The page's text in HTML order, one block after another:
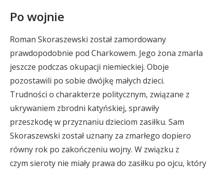
Po wojnie
Roman Skoraszewski został zamordowany
prawdopodobnie pod Charkowem. Jego żona zmarła
jeszcze podczas okupacji niemieckiej. Oboje
pozostawili po sobie dwójkę małych dzieci.
Trudności o charakterze politycznym, związane z
ukrywaniem zbrodni katyńskiej, sprawiły
przeszkodę w przyznaniu dzieciom zasiłku. Sam
Skoraszewski został uznany za zmarłego dopiero
równy rok po zakończeniu wojny. W związku z
czym sieroty nie miały prawa do zasiłku po ojcu, który